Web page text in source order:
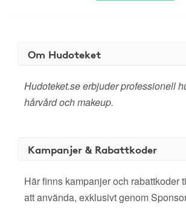
Om Hudoteket
Hudoteket.se erbjuder professionell
hårvård och makeup.
Kampanjer & Rabattkoder
Här finns kampanjer och rabattkoder
att använda, exklusivt genom